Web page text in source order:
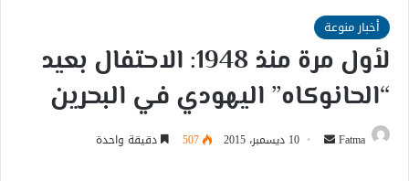
أخبار منوعة
لأول مرة منذ 1948: الاحتفال بعيد
“الحانوكاه” اليهودي في البحرين
Fatma
أرسل 10 ديسمبر، 2015 507 دقيقة واحدة